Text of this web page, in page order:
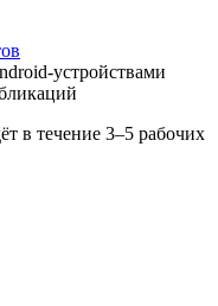
устройствами
в течение 3–5 рабочих